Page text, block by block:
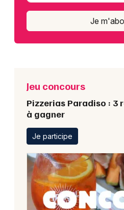
Je
Jeu concours
Pizzerias Paradiso : 3
à gagner
Je participe